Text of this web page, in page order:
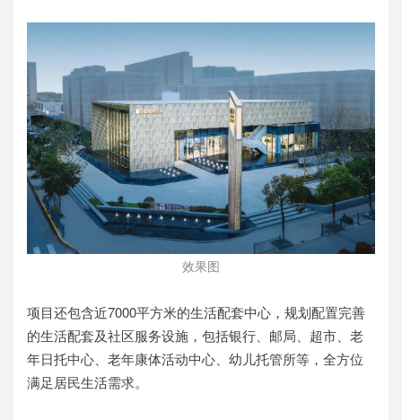
效果图
项目还包含近7000平方米的生活配套中心，规划配置完善
的生活配套及社区服务设施，包括银行、邮局、超市、老
年日托中心、老年康体活动中心、幼儿托管所等，全方位
满足居民生活需求。